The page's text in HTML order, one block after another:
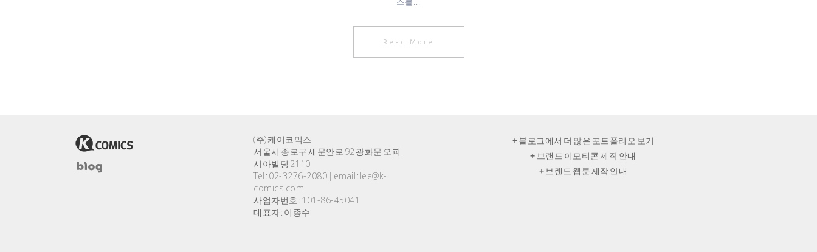
Read More
(주) 케이코믹스
서울시 종로구 새문안로 92 광화문 오피
시아빌딩 2110
Tel : 02-3276-2080 | email : lee@k-
comics.com
사업자번호 : 101-86-45041
대표자 : 이종수
+블로그에서 더 많은 포트폴리오 보기
+ 브랜드 이모티콘 제작 안내
+브랜드 웹툰 제작 안내